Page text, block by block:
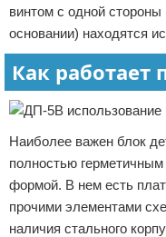
винтом с одной
основании) находятся
Как работает
Наиболее важен блок
полностью
формой. В нем есть
прочими элементами
наличия стального